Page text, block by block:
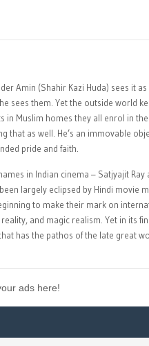
Amin (Shahir Kazi Huda) sees it
sees them. Yet the outside world
Muslim homes they all enrol in
as well. He’s an immovable
pride and faith.
in Indian cinema – Satjyajit Ray
largely eclipsed by Hindi movie
to make their mark on
and magic realism. Yet in its
has the pathos of the late great
ads here!